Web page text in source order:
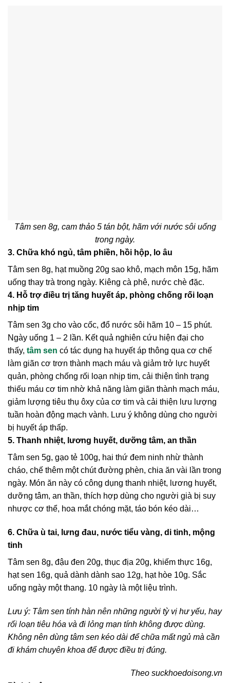
Tâm sen 8g, cam thảo 5 tán bột, hãm với nước sôi uống
trong ngày.
3. Chữa khó ngủ, tâm phiền, hồi hộp, lo âu
Tâm sen 8g, hạt muồng 20g sao khô, mạch môn 15g, hãm
uống thay trà trong ngày. Kiêng cà phê, nước chè đặc.
4. Hỗ trợ điều trị tăng huyết áp, phòng chống rối loạn
nhịp tim
Tâm sen 3g cho vào cốc, đổ nước sôi hãm 10 – 15 phút.
Ngày uống 1 – 2 lần. Kết quả nghiên cứu hiện đại cho
thấy, tâm sen có tác dụng hạ huyết áp thông qua cơ chế
làm giãn cơ trơn thành mạch máu và giảm trở lực huyết
quản, phòng chống rối loạn nhịp tim, cải thiện tình trạng
thiếu máu cơ tim nhờ khả năng làm giãn thành mạch máu,
giảm lượng tiêu thụ ôxy của cơ tim và cải thiện lưu lượng
tuần hoàn động mạch vành. Lưu ý không dùng cho người
bị huyết áp thấp.
5. Thanh nhiệt, lương huyết, dưỡng tâm, an thần
Tâm sen 5g, gạo tẻ 100g, hai thứ đem ninh nhừ thành
cháo, chế thêm một chút đường phèn, chia ăn vài lần trong
ngày. Món ăn này có công dụng thanh nhiệt, lương huyết,
dưỡng tâm, an thần, thích hợp dùng cho người già bị suy
nhược cơ thể, hoa mắt chóng mặt, táo bón kéo dài…
6. Chữa ù tai, lưng đau, nước tiểu vàng, di tinh, mộng
tinh
Tâm sen 8g, đậu đen 20g, thục địa 20g, khiếm thực 16g,
hạt sen 16g, quả dành dành sao 12g, hạt hòe 10g. Sắc
uống ngày một thang. 10 ngày là một liệu trình.
Lưu ý: Tâm sen tính hàn nên những người tỳ vị hư yếu, hay
rối loạn tiêu hóa và đi lỏng mạn tính không được dùng.
Không nên dùng tâm sen kéo dài để chữa mất ngủ mà cần
đi khám chuyên khoa để được điều trị đúng.
Theo suckhoedoisong.vn